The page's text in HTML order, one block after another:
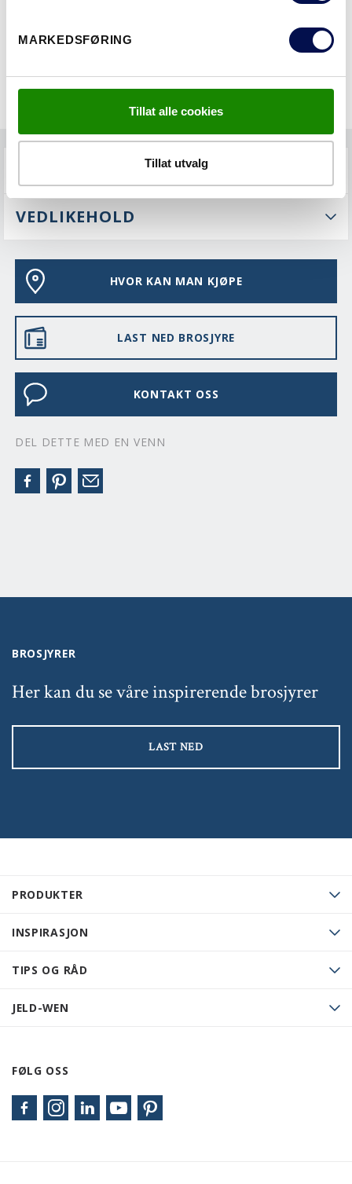
MARKEDSFØRING
Tillat alle cookies
Tillat utvalg
VEDLIKEHOLD
HVOR KAN MAN KJØPE
LAST NED BROSJYRE
KONTAKT OSS
DEL DETTE MED EN VENN
PRODUKTER
INSPIRASJON
TIPS OG RÅD
JELD-WEN
FØLG OSS
BROSJYRER
Her kan du se våre inspirerende brosjyrer
LAST NED